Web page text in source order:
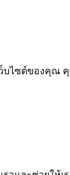
ไซต์ของคุณ